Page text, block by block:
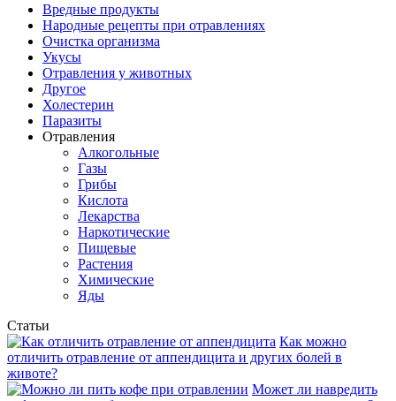
Вредные продукты
Народные рецепты при отравлениях
Очистка организма
Укусы
Отравления у животных
Другое
Холестерин
Паразиты
Отравления
Алкогольные
Газы
Грибы
Кислота
Лекарства
Наркотические
Пищевые
Растения
Химические
Яды
Статьи
Как можно
отличить отравление от аппендицита и других болей в
животе?
Может ли навредить